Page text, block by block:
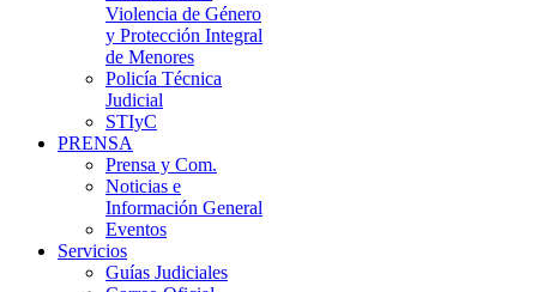
Violencia de Género
y Protección Integral
de Menores
Policía Técnica
Judicial
STIyC
PRENSA
Prensa y Com.
Noticias e
Información General
Eventos
Servicios
Guías Judiciales